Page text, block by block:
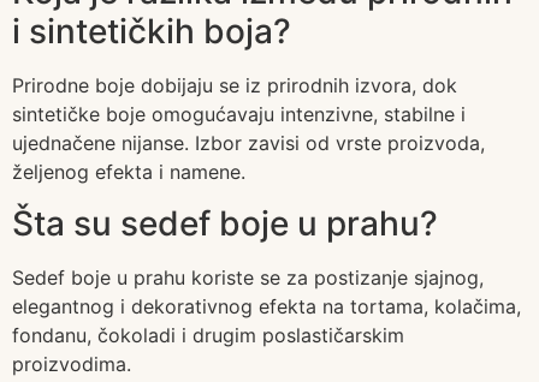
i sintetičkih boja?
Prirodne boje dobijaju se iz prirodnih izvora, dok
sintetičke boje omogućavaju intenzivne, stabilne i
ujednačene nijanse. Izbor zavisi od vrste proizvoda,
željenog efekta i namene.
Šta su sedef boje u prahu?
Sedef boje u prahu koriste se za postizanje sjajnog,
elegantnog i dekorativnog efekta na tortama, kolačima,
fondanu, čokoladi i drugim poslastičarskim
proizvodima.